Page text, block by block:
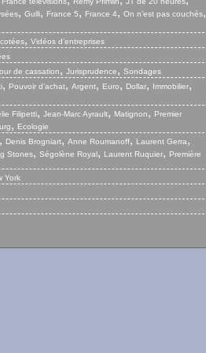
, Gulli, France 5, France 4, On n’est pas couchés,
, Vidéos d’entreprises
de cassation, Jurisprudence, Sondages
, Pouvoir d’achat, Argent, Euro, Dollar, Immobilier,
Filipetti, Jean-Marc Ayrault, Matignon, Premier
, Ecologie
, Denis Brogniart, Anne Roumanoff, Laurent Gerra,
Stones, Ségolène Royal, Laurent Ruquier, Première
York